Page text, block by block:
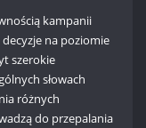
kampanii
decyzje na poziomie
szerokie
słowach
różnych
do przepalania